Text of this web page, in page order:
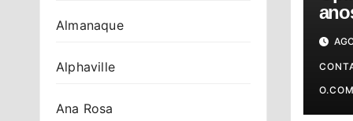
Almanaque
Alphaville
Ana Rosa
O.COM